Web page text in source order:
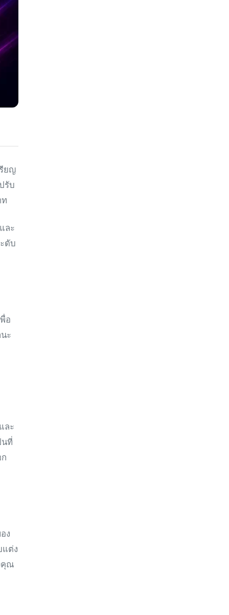
ยญ
รับ
ละ
ดับ
อ
ะ
ละ
นที่
ง
แต่ง
คุณ